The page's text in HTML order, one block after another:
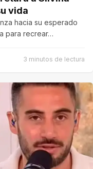
vida
hacia su esperado
para recrear…
3 minutos de lectura